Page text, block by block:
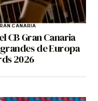
CANARIA
CB Gran Canaria
de Europa
2026